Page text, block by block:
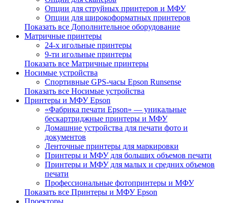
Опции для струйных принтеров и МФУ
Опции для широкоформатных принтеров
Показать все Дополнительное оборудование
Матричные принтеры
24-х игольные принтеры
9-ти игольные принтеры
Показать все Матричные принтеры
Носимые устройства
Спортивные GPS-часы Epson Runsense
Показать все Носимые устройства
Принтеры и МФУ Epson
«Фабрика печати Epson» — уникальные
бескартриджные принтеры и МФУ
Домашние устройства для печати фото и
документов
Ленточные принтеры для маркировки
Принтеры и МФУ для больших объемов печати
Принтеры и МФУ для малых и средних объемов
печати
Профессиональные фотопринтеры и МФУ
Показать все Принтеры и МФУ Epson
Проекторы